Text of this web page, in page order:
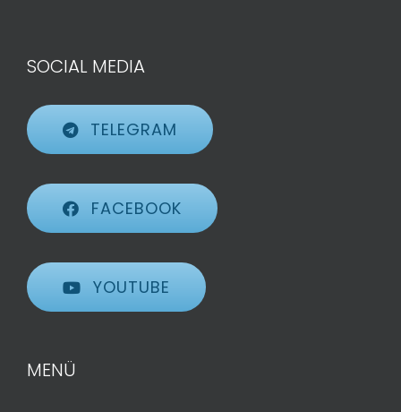
SOCIAL MEDIA
TELEGRAM
FACEBOOK
YOUTUBE
MENÜ